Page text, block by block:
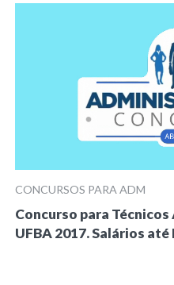
CONCURSOS PARA ADM
Concurso para
UFBA 2017. Salários até